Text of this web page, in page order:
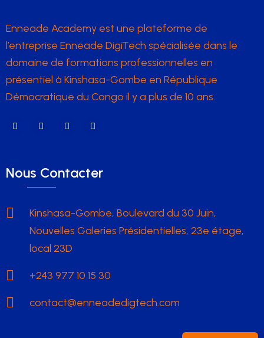
Enneade Academy est une plateforme de
l’entreprise Enneade DigiTech spécialisée dans le
domaine de formations professionnelles en
présentiel à Kinshasa-Gombe en République
Démocratique du Congo il y a plus de 10 ans.
Nous Contacter
Kinshasa-Gombe, Boulevard du 30 Juin,
Nouvelles Galeries Présidentielles, 23e étage,
local 23D
+243 977 10 15 30
contact@enneadedigtech.com